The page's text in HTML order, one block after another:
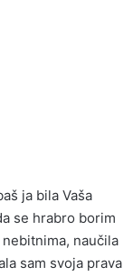
ja bila Vaša
se hrabro borim
naučila
sam svoja prava